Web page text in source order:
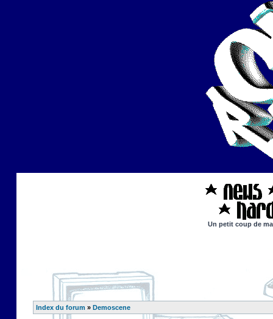
Un petit coup de
Index du forum » Demoscene